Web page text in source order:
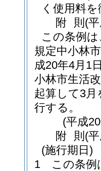
く使用料
附 則 (
この条例
規定中小林
成20年4月1
小林市生活
起算して3
行する。
(平成
附 則 (
(施行期日)
1
この条例